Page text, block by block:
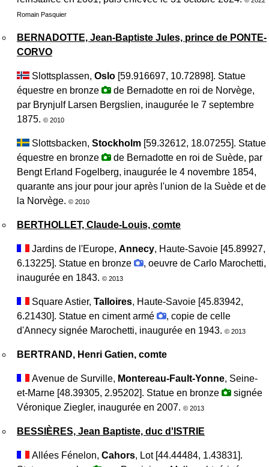
Romain Pasquier
BERNADOTTE, Jean-Baptiste Jules, prince de PONTE-
CORVO
Slottsplassen, Oslo [59.916697, 10.72898]. Statue
équestre en bronze
de Bernadotte en roi de Norvège,
par Brynjulf ​​Larsen Bergslien, inaugurée le 7 septembre
1875. © 2010
Slottsbacken, Stockholm [59.32612, 18.07255]. Statue
équestre en bronze
de Bernadotte en roi de Suède, par
Bengt Erland Fogelberg, inaugurée le 4 novembre 1854,
quarante ans jour pour jour après l'union de la Suède et de
la Norvège. © 2010
BERTHOLLET, Claude-Louis, comte
Jardins de l'Europe, Annecy, Haute-Savoie [45.89927,
6.13225]. Statue en bronze
, oeuvre de Carlo Marochetti,
inaugurée en 1843. © 2013
Square Astier, Talloires, Haute-Savoie [45.83942,
6.21430]. Statue en ciment armé
, copie de celle
d'Annecy signée Marochetti, inaugurée en 1943. © 2013
BERTRAND, Henri Gatien, comte
Avenue de Surville, Montereau-Fault-Yonne, Seine-
et-Marne [48.39305, 2.95202]. Statue en bronze
signée
Véronique Ziegler, inaugurée en 2007. © 2013
BESSIÈRES, Jean Baptiste, duc d'ISTRIE
Allées Fénelon, Cahors, Lot [44.44484, 1.43831].